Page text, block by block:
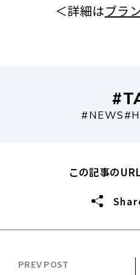
＜詳細はブラ
#NEWS
この記事の
PREV POST